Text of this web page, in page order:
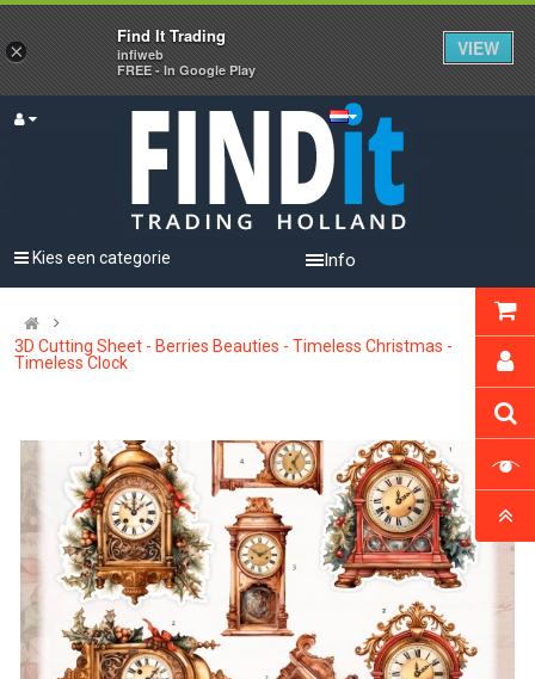
Info
Kies een categorie
3D Cutting Sheet - Berries Beauties - Timeless Christmas -
Timeless Clock
×
Find It Trading
infiweb
FREE - In Google Play
VIEW